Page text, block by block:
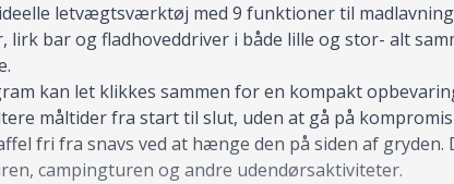
letvægtsværktøj med 9 funktioner til
lirk bar og fladhoveddriver i både lille og stor- alt
kan let klikkes sammen for en kompakt
måltider fra start til slut, uden at gå på
fri fra snavs ved at hænge den på siden af
campingturen og andre udendørsaktiviteter.